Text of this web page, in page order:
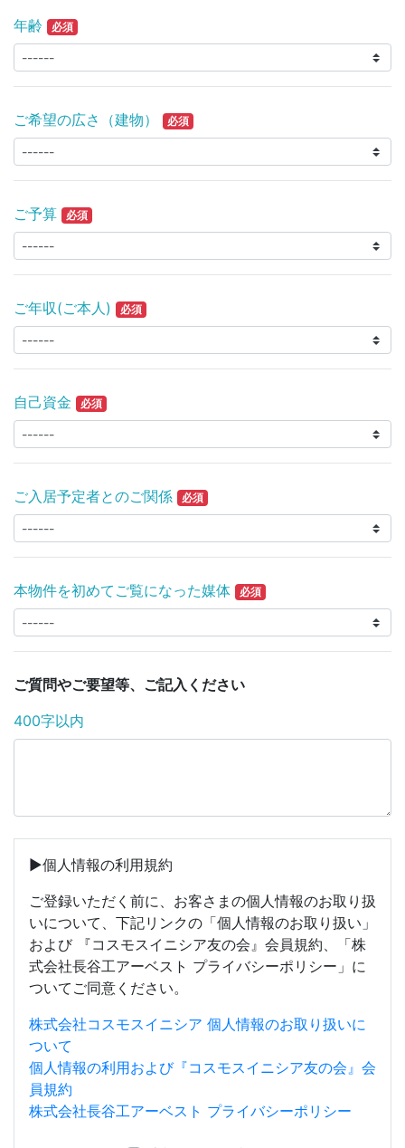
年齢 必須
ご希望の広さ（建物） 必須
ご予算 必須
ご年収(ご本人) 必須
自己資金 必須
ご入居予定者とのご関係 必須
本物件を初めてご覧になった媒体 必須
ご質問やご要望等、ご記入ください
400字以内
▶個人情報の利用規約
ご登録いただく前に、お客さまの個人情報のお取り扱
いについて、下記リンクの「個人情報のお取り扱い」
および 『コスモスイニシア友の会』会員規約、「株
式会社長谷工アーベスト プライバシーポリシー」に
ついてご同意ください。
株式会社コスモスイニシア 個人情報のお取り扱いに
ついて
個人情報の利用および『コスモスイニシア友の会』会
員規約
株式会社長谷工アーベスト プライバシーポリシー